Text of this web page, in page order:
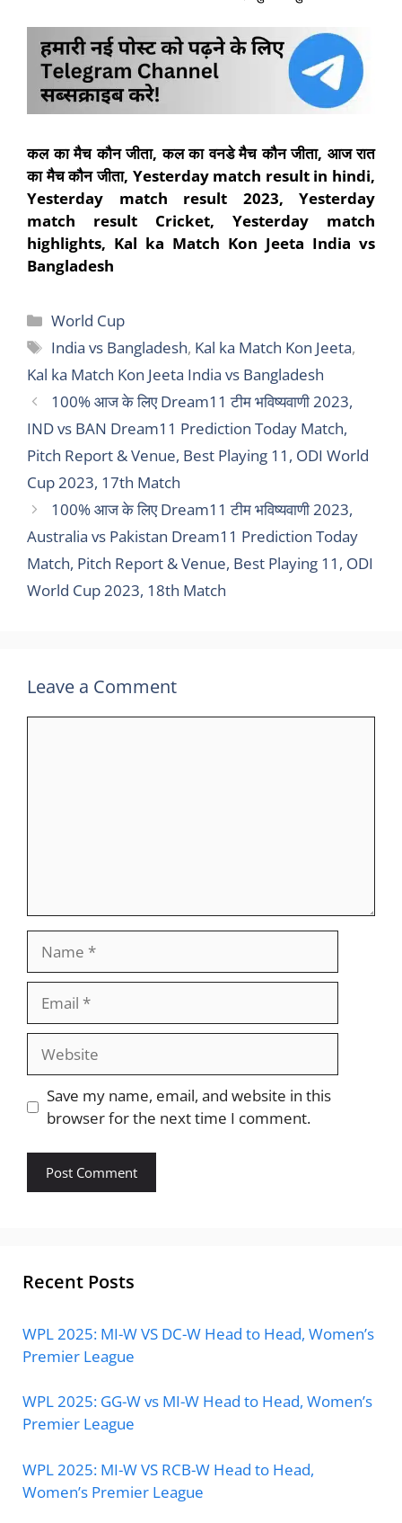
कल का मैच कौन जीता, कल का वनडे मैच कौन जीता, आज रात
का मैच कौन जीता, Yesterday match result in hindi,
Yesterday match result 2023, Yesterday
match result Cricket, Yesterday match
highlights, Kal ka Match Kon Jeeta India vs
Bangladesh
Categories
World Cup
Tags
India vs Bangladesh, Kal ka Match Kon Jeeta,
Kal ka Match Kon Jeeta India vs Bangladesh
100% आज के लिए Dream11 टीम भविष्यवाणी 2023,
IND vs BAN Dream11 Prediction Today Match,
Pitch Report & Venue, Best Playing 11, ODI World
Cup 2023, 17th Match
100% आज के लिए Dream11 टीम भविष्यवाणी 2023,
Australia vs Pakistan Dream11 Prediction Today
Match, Pitch Report & Venue, Best Playing 11, ODI
World Cup 2023, 18th Match
Leave a Comment
Website
Save my name, email, and website in this
browser for the next time I comment.
Recent Posts
WPL 2025: MI-W VS DC-W Head to Head, Women’s
Premier League
WPL 2025: GG-W vs MI-W Head to Head, Women’s
Premier League
WPL 2025: MI-W VS RCB-W Head to Head,
Women’s Premier League